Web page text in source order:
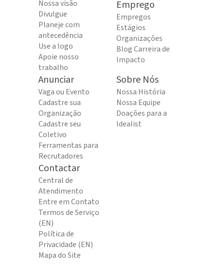
Nossa visão
Divulgue
Planeje com
antecedência
Use a logo
Apoie nosso
trabalho
Emprego
Empregos
Estágios
Organizações
Blog Carreira de
Impacto
Anunciar
Vaga ou Evento
Cadastre sua
Organização
Cadastre seu
Coletivo
Ferramentas para
Recrutadores
Sobre Nós
Nossa História
Nossa Equipe
Doações para a
Idealist
Contactar
Central de
Atendimento
Entre em Contato
Termos de Serviço
(EN)
Política de
Privacidade (EN)
Mapa do Site